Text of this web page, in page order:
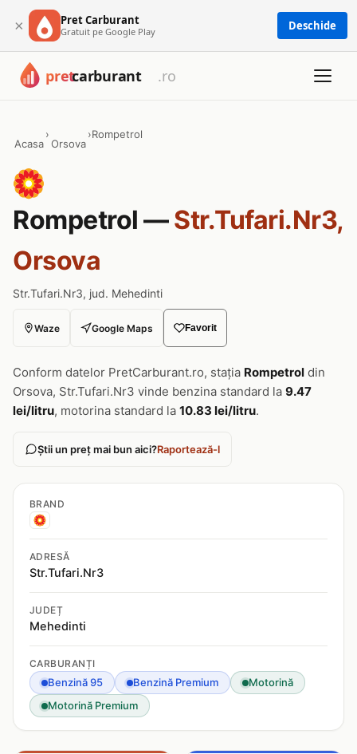
× Pret Carburant
Gratuit pe Google Play Deschide
Acasa
›
Orsova
›Rompetrol
Rompetrol —Str.Tufari.Nr3,
Orsova
Str.Tufari.Nr3, jud. Mehedinti
Waze Google Maps Favorit
Conform datelor PretCarburant.ro, stația Rompetrol din
Orsova, Str.Tufari.Nr3 vinde benzina standard la 9.47
lei/litru, motorina standard la 10.83 lei/litru.
Știi un preț mai bun aici?Raportează-l
BRAND
ADRESĂ
Str.Tufari.Nr3
JUDEȚ
Mehedinti
CARBURANȚI
Benzină 95 Benzină Premium
Motorină
Motorină Premium